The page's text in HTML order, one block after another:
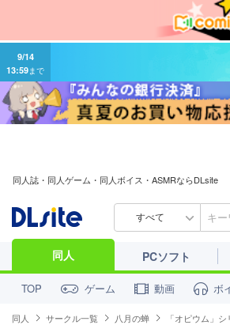
9/14
13:59まで
同人誌・同人ゲーム・同人ボイス・ASMRならDLsite
すべて
同人 PCソフト
TOP ゲーム 動画 ボ
同人 サークル一覧 八月の蝉 「オピウム」